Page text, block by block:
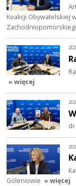
Koalicji Obywatelskiej
» więcej
Goleniowie » więcej